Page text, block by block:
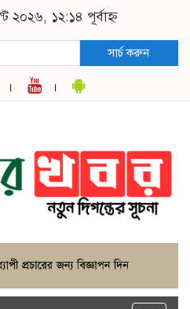
২০২৬, ১২:১৪ পূর্বাহ্ন
সার্চ করুন